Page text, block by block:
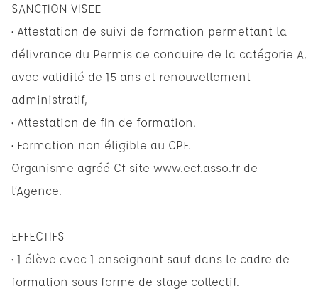
SANCTION VISEE
• Attestation de suivi de formation permettant la
délivrance du Permis de conduire de la catégorie A,
avec validité de 15 ans et renouvellement
administratif,
• Attestation de fin de formation.
• Formation non éligible au CPF.
Organisme agréé Cf site www.ecf.asso.fr de
l’Agence.
EFFECTIFS
• 1 élève avec 1 enseignant sauf dans le cadre de
formation sous forme de stage collectif.